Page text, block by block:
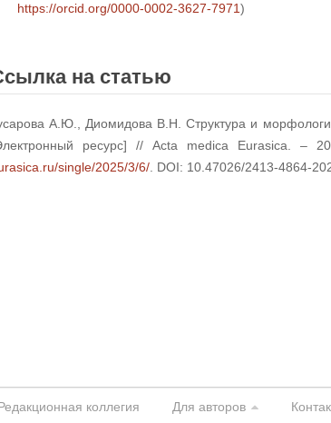
https://orcid.org/0000-0002-3627-7971)
на статью
А.Ю., Диомидова В.Н. Структура и
ресурс] // Acta medica Eurasica.
single/2025/3/6/ . DOI: 10.47026/2413-4864-
коллегия Для авторов